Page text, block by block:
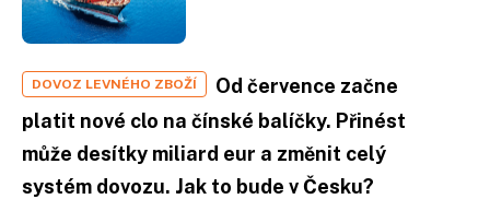
DOVOZ LEVNÉHO ZBOŽÍ
Od července začne
platit nové clo na čínské balíčky. Přinést
může desítky miliard eur a změnit celý
systém dovozu. Jak to bude v Česku?